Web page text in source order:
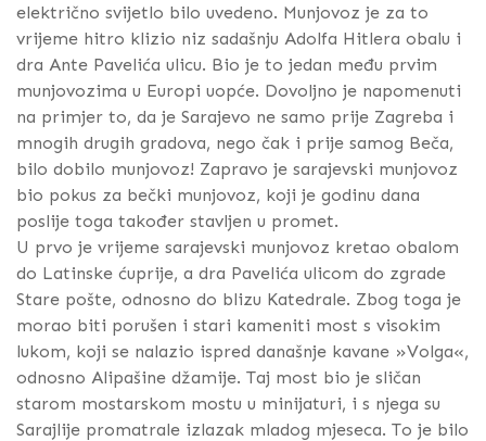
električno svijetlo bilo uvedeno. Munjovoz je za to
vrijeme hitro klizio niz sadašnju Adolfa Hitlera obalu i
dra Ante Pavelića ulicu. Bio je to jedan među prvim
munjovozima u Europi uopće. Dovoljno je napomenuti
na primjer to, da je Sarajevo ne samo prije Zagreba i
mnogih drugih gradova, nego čak i prije samog Beča,
bilo dobilo munjovoz! Zapravo je sarajevski munjovoz
bio pokus za bečki munjovoz, koji je godinu dana
poslije toga također stavljen u promet.
U prvo je vrijeme sarajevski munjovoz kretao obalom
do Latinske ćuprije, a dra Pavelića ulicom do zgrade
Stare pošte, odnosno do blizu Katedrale. Zbog toga je
morao biti porušen i stari kameniti most s visokim
lukom, koji se nalazio ispred današnje kavane »Volga«,
odnosno Alipašine džamije. Taj most bio je sličan
starom mostarskom mostu u minijaturi, i s njega su
Sarajlije promatrale izlazak mladog mjeseca. To je bilo